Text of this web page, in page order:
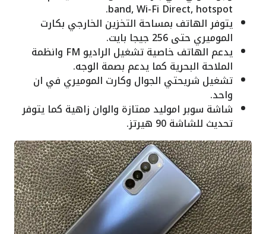
band, Wi-Fi Direct, hotspot.
يتوفر الهاتف بمساحة التخزين الخارجي بكارت
الموميري حتى 256 جيجا بايت.
يدعم الهاتف خاصية تشغيل الراديو FM وانظمة
الملاحة البحرية كما يدعم بصمة الوجه.
تشغيل شريحتي الجوال وكارت الموميري في ان
واحد.
شاشة سوبر اموليد ممتازة والوان زاهية كما يتوفر
تحديث للشاشة 90 هيرتز.